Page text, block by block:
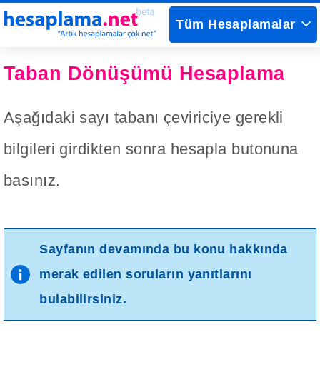
Taban Dönüşümü Hesaplama
Aşağıdaki sayı tabanı çeviriciye gerekli
bilgileri girdikten sonra hesapla butonuna
basınız.
Sayfanın devamında bu konu hakkında
merak edilen soruların yanıtlarını
bulabilirsiniz.
Tüm Hesaplamalar